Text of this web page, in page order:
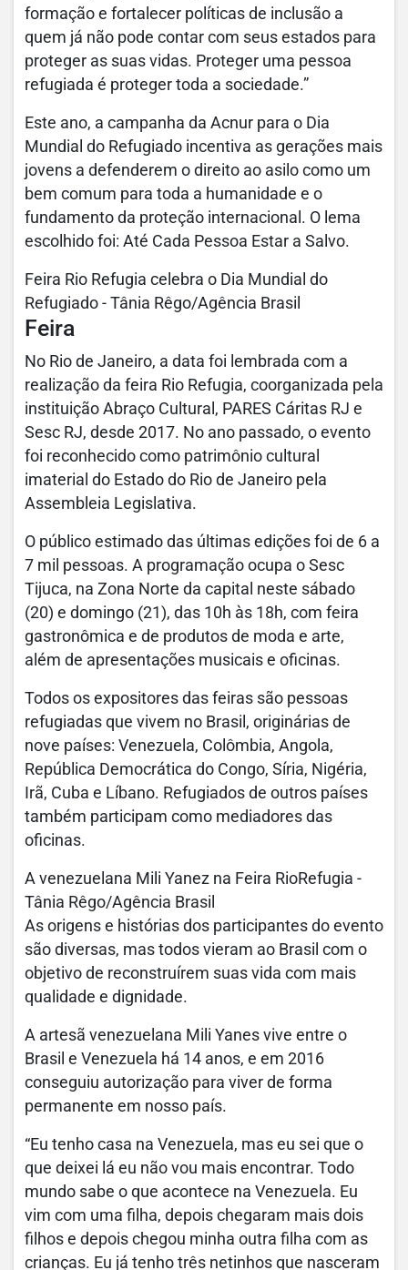
formação e fortalecer políticas de inclusão a
quem já não pode contar com seus estados para
proteger as suas vidas. Proteger uma pessoa
refugiada é proteger toda a sociedade.”
Este ano, a campanha da Acnur para o Dia
Mundial do Refugiado incentiva as gerações mais
jovens a defenderem o direito ao asilo como um
bem comum para toda a humanidade e o
fundamento da proteção internacional. O lema
escolhido foi: Até Cada Pessoa Estar a Salvo.
Feira Rio Refugia celebra o Dia Mundial do
Refugiado - Tânia Rêgo/Agência Brasil
Feira
No Rio de Janeiro, a data foi lembrada com a
realização da feira Rio Refugia, coorganizada pela
instituição Abraço Cultural, PARES Cáritas RJ e
Sesc RJ, desde 2017. No ano passado, o evento
foi reconhecido como patrimônio cultural
imaterial do Estado do Rio de Janeiro pela
Assembleia Legislativa.
O público estimado das últimas edições foi de 6 a
7 mil pessoas. A programação ocupa o Sesc
Tijuca, na Zona Norte da capital neste sábado
(20) e domingo (21), das 10h às 18h, com feira
gastronômica e de produtos de moda e arte,
além de apresentações musicais e oficinas.
Todos os expositores das feiras são pessoas
refugiadas que vivem no Brasil, originárias de
nove países: Venezuela, Colômbia, Angola,
República Democrática do Congo, Síria, Nigéria,
Irã, Cuba e Líbano. Refugiados de outros países
também participam como mediadores das
oficinas.
A venezuelana Mili Yanez na Feira RioRefugia -
Tânia Rêgo/Agência Brasil
As origens e histórias dos participantes do evento
são diversas, mas todos vieram ao Brasil com o
objetivo de reconstruírem suas vida com mais
qualidade e dignidade.
A artesã venezuelana Mili Yanes vive entre o
Brasil e Venezuela há 14 anos, e em 2016
conseguiu autorização para viver de forma
permanente em nosso país.
“Eu tenho casa na Venezuela, mas eu sei que o
que deixei lá eu não vou mais encontrar. Todo
mundo sabe o que acontece na Venezuela. Eu
vim com uma filha, depois chegaram mais dois
filhos e depois chegou minha outra filha com as
crianças. Eu já tenho três netinhos que nasceram